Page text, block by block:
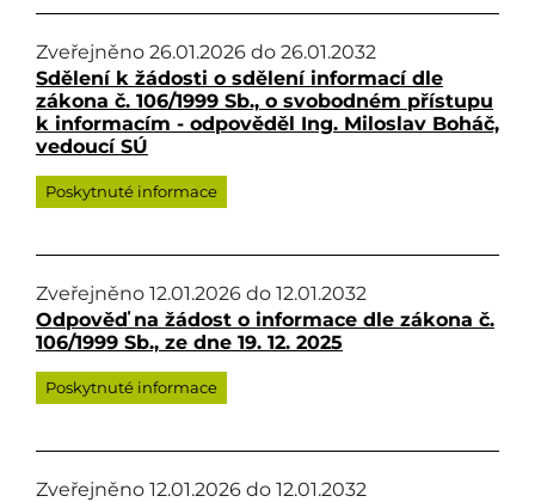
Zveřejněno 26.01.2026 do 26.01.2032
Sdělení k žádosti o sdělení informací dle
zákona č. 106/1999 Sb., o svobodném přístupu
k informacím - odpověděl Ing. Miloslav Boháč,
vedoucí SÚ
Poskytnuté informace
Zveřejněno 12.01.2026 do 12.01.2032
Odpověď na žádost o informace dle zákona č.
106/1999 Sb., ze dne 19. 12. 2025
Poskytnuté informace
Zveřejněno 12.01.2026 do 12.01.2032